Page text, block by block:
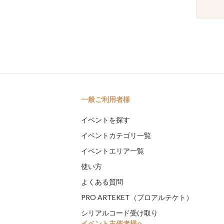
一般ご利用者様
イベントを探す
イベントカテゴリ一覧
イベントエリア一覧
使い方
よくある質問
PRO ARTEKET（プロアルテケト）
シリアルコード受け取り